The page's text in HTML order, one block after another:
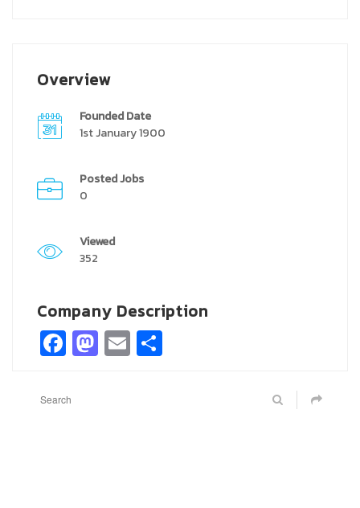
Overview
Founded Date
1st January 1900
Posted Jobs
0
Viewed
352
Company Description
Facebook
Mastodon
Email